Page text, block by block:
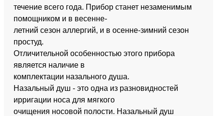
течение всего года. Прибор станет незаменимым
помощником и в весенне-
летний сезон аллергий, и в осенне-зимний сезон
простуд.
Отличительной особенностью этого прибора
является наличие в
комплектации назального душа.
Назальный душ - это одна из разновидностей
ирригации носа для мягкого
очищения носовой полости. Назальный душ